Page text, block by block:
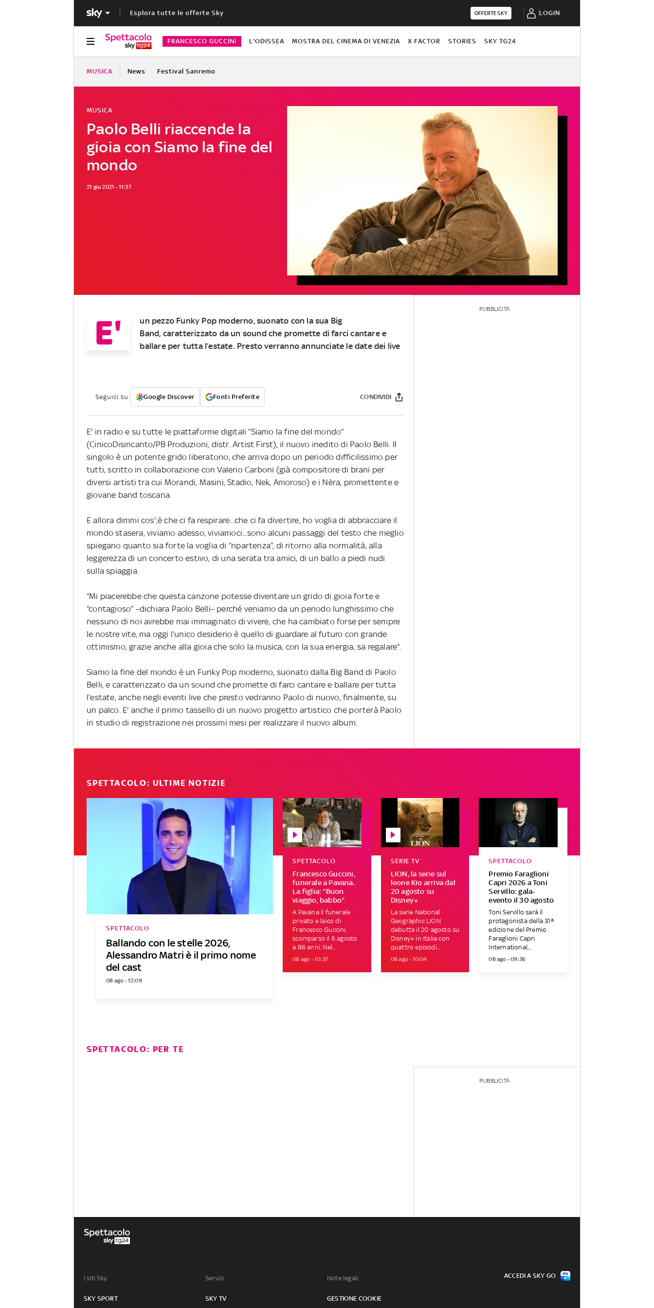
Esplora tutte le offerte Sky OFFERTE SKY LOGIN
FRANCESCO GUCCINI L'ODISSEA MOSTRA DEL CINEMA DI VENEZIA X FACTOR STORIES SKY TG24
MUSICA News Festival Sanremo
Paolo Belli riaccende la
gioia con Siamo la fine del
mondo
MUSICA
21 giu 2021 - 11:37
E'
un pezzo Funky Pop moderno, suonato con la sua Big
Band, caratterizzato da un sound che promette di farci cantare e
ballare per tutta l’estate. Presto verranno annunciate le date dei live
Seguici su: Google Discover Fonti Preferite CONDIVIDI
E' in radio e su tutte le piattaforme digitali “Siamo la fine del mondo”
(CinicoDisincanto/PB Produzioni, distr. Artist First), il nuovo inedito di Paolo Belli. Il
singolo è un potente grido liberatorio, che arriva dopo un periodo difficilissimo per
tutti, scritto in collaborazione con Valerio Carboni (già compositore di brani per
diversi artisti tra cui Morandi, Masini, Stadio, Nek, Amoroso) e i Nèra, promettente e
giovane band toscana.
E allora dimmi cos';è che ci fa respirare...che ci fa divertire, ho voglia di abbracciare il
mondo stasera, viviamo adesso, viviamoci...sono alcuni passaggi del testo che meglio
spiegano quanto sia forte la voglia di “ripartenza”, di ritorno alla normalità, alla
leggerezza di un concerto estivo, di una serata tra amici, di un ballo a piedi nudi
sulla spiaggia.
“Mi piacerebbe che questa canzone potesse diventare un grido di gioia forte e
“contagioso” –dichiara Paolo Belli– perché veniamo da un periodo lunghissimo che
nessuno di noi avrebbe mai immaginato di vivere, che ha cambiato forse per sempre
le nostre vite, ma oggi l’unico desiderio è quello di guardare al futuro con grande
ottimismo, grazie anche alla gioia che solo la musica, con la sua energia, sa regalare”.
Siamo la fine del mondo è un Funky Pop moderno, suonato dalla Big Band di Paolo
Belli, e caratterizzato da un sound che promette di farci cantare e ballare per tutta
l’estate, anche negli eventi live che presto vedranno Paolo di nuovo, finalmente, su
un palco. E' anche il primo tassello di un nuovo progetto artistico che porterà Paolo
in studio di registrazione nei prossimi mesi per realizzare il nuovo album.
PUBBLICITÀ
SPETTACOLO: ULTIME NOTIZIE
Ballando con le stelle 2026,
Alessandro Matri è il primo nome
del cast
SPETTACOLO
08 ago - 12:09
Francesco Guccini,
funerale a Pavana.
La figlia: "Buon
viaggio, babbo"
SPETTACOLO
A Pavana il funerale
privato e laico di
Francesco Guccini,
scomparso il 6 agosto
a 86 anni. Nel...
08 ago - 10:37
LION, la serie sul
leone Kio arriva dal
20 agosto su
Disney+
SERIE TV
La serie National
Geographic LION
debutta il 20 agosto su
Disney+ in Italia con
quattro episodi...
08 ago - 10:04
Premio Faraglioni
Capri 2026 a Toni
Servillo: gala-
evento il 30 agosto
SPETTACOLO
Toni Servillo sarà il
protagonista della 31ª
edizione del Premio
Faraglioni Capri
International,...
08 ago - 09:36
SPETTACOLO: PER TE
PUBBLICITÀ
I siti Sky:
SKY SPORT
Servizi:
SKY TV
Note legali:
GESTIONE COOKIE
ACCEDI A SKY GO